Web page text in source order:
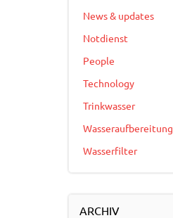
News & updates
Notdienst
People
Technology
Trinkwasser
Wasseraufbereitung
Wasserfilter
ARCHIV